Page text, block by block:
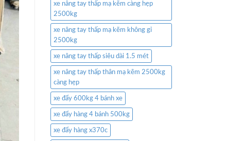
xe nâng tay thấp mạ kẽm càng hẹp
2500kg
xe nâng tay thấp mạ kẽm không gỉ
2500kg
xe nâng tay thấp siêu dài 1.5 mét
xe nâng tay thấp thân mạ kẽm 2500kg
càng hẹp
xe đẩy 600kg 4 bánh xe
xe đẩy hàng 4 bánh 500kg
xe đẩy hàng x370c